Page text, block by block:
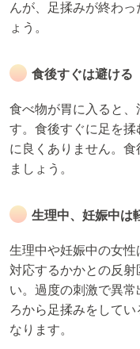
んが、足揉みが終わ
ょう。
食後すぐは避ける
食べ物が胃に入ると、
す。食後すぐに足を
に良くありません。
ましょう。
生理中、妊娠中は
生理中や妊娠中の女
対応するかかとの反
い。過度の刺激で異
ろから足揉みをして
なります。